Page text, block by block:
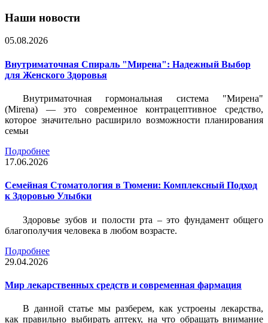
Наши новости
05.08.2026
Внутриматочная Спираль "Мирена": Надежный Выбор
для Женского Здоровья
Внутриматочная гормональная система "Мирена"
(Mirena) — это современное контрацептивное средство,
которое значительно расширило возможности планирования
семьи
Подробнее
17.06.2026
Семейная Стоматология в Тюмени: Комплексный Подход
к Здоровью Улыбки
Здоровье зубов и полости рта – это фундамент общего
благополучия человека в любом возрасте.
Подробнее
29.04.2026
Мир лекарственных средств и современная фармация
В данной статье мы разберем, как устроены лекарства,
как правильно выбирать аптеку, на что обращать внимание